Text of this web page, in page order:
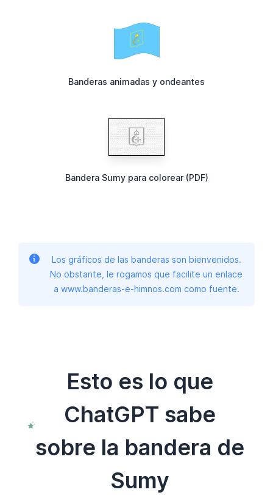
Banderas animadas y ondeantes
Bandera Sumy para colorear (PDF)
Los gráficos de las banderas son bienvenidos.
No obstante, le rogamos que facilite un enlace
a www.banderas-e-himnos.com como fuente.
Esto es lo que
ChatGPT sabe
sobre la bandera de
Sumy